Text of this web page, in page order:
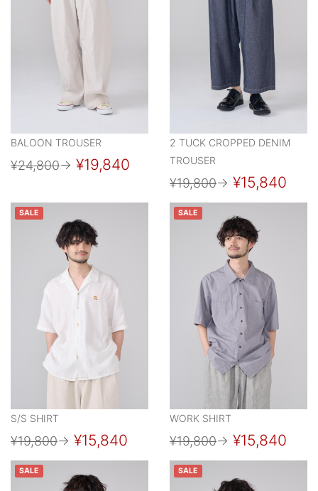
BALOON TROUSER
¥24,800→ ¥19,840
2 TUCK CROPPED DENIM
TROUSER
¥19,800→ ¥15,840
SALE
S/S SHIRT
¥19,800→ ¥15,840
SALE
WORK SHIRT
¥19,800→ ¥15,840
SALE SALE